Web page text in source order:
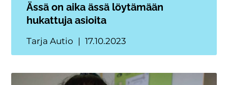
Ässä on aika ässä löytämään
hukattuja asioita
Tarja Autio 17.10.2023